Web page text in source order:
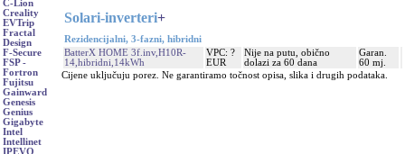
C-Lion
Creality
EVTrip
Fractal
Design
F-Secure
FSP -
Fortron
Fujitsu
Gainward
Genesis
Genius
Gigabyte
Intel
Intellinet
IPEVO
Solari-inverteri+
Rezidencijalni, 3-fazni, hibridni
BatterX HOME 3f.inv,H10R-
14,hibridni,14kWh
VPC: ?
EUR
Nije na putu, obično
dolazi za 60 dana
Garan.
60 mj.
Cijene uključuju porez. Ne garantiramo točnost opisa, slika i drugih podataka.